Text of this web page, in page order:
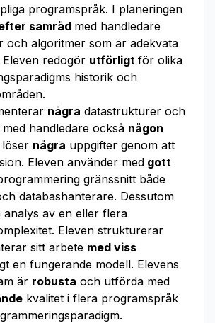
programspråk. I planeringen
samråd med handledare
och algoritmer som är adekvata
redogör utförligt för olika
historik och
några datastrukturer och
med handledare också någon
några uppgifter genom att
Eleven använder med gott
gränssnitt både
databashanterare. Dessutom
analys av en eller flera
Eleven strukturerar
sitt arbete med viss
en fungerande modell. Elevens
är robusta och utförda med
kvalitet i flera programspråk